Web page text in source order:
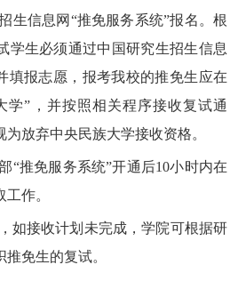
生信息网“推免服务系统”报名。根
学生必须通过中国研究生招生信息
填报志愿，报考我校的推免生应在
学” ，并按照相关程序接收复试通
放弃中央民族大学接收资格。
“推免服务系统”开通后10小时内在
作。
如接收计划未完成，学院可根据研
免生的复试。